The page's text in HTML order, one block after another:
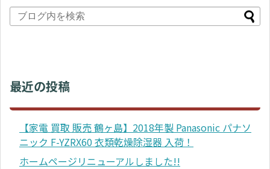
最近の投稿
【家電 買取 販売 鶴ヶ島】2018年製 Panasonic パナソ
ニック F-YZRX60 衣類乾燥除湿器 入荷！
ホームページリニューアルしました!!